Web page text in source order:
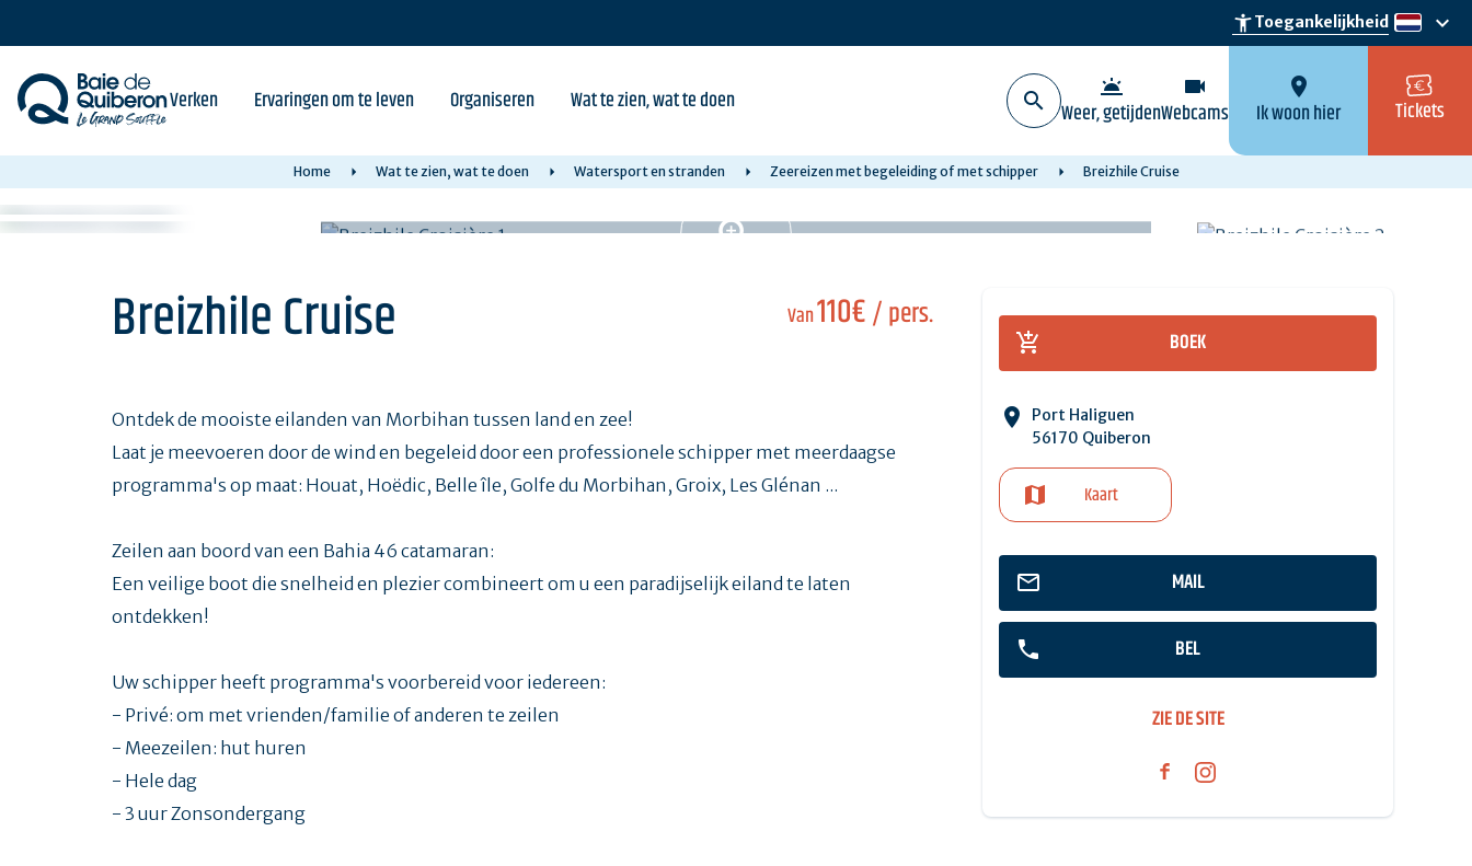
content
accessibility_newToegankelijkheid nl
keyboard_arrow_down
Verken Ervaringen om te leven Organiseren Wat te zien, wat te doen wb_twilight
Weer, getijden
videocam
Webcams
location_on
Ik woon hier Tickets
Home Wat te zien, wat te doen Watersport en stranden Zeereizen met begeleiding of met schipper Breizhile Cruise
Van110€/ pers.
Breizhile Cruise BOEK
Port Haliguen
56170 Quiberon
Kaart
MAIL
BEL
ZIE DE SITE
Ontdek de mooiste eilanden van Morbihan tussen land en zee!
Laat je meevoeren door de wind en begeleid door een professionele schipper met meerdaagse
programma's op maat: Houat, Hoëdic, Belle île, Golfe du Morbihan, Groix, Les Glénan ...
Zeilen aan boord van een Bahia 46 catamaran:
Een veilige boot die snelheid en plezier combineert om u een paradijselijk eiland te laten
ontdekken!
Uw schipper heeft programma's voorbereid voor iedereen:
- Privé: om met vrienden/familie of anderen te zeilen
- Meezeilen: hut huren
- Hele dag
- 3 uur Zonsondergang